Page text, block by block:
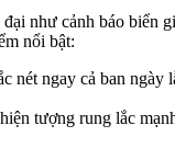
như cảnh báo
nổi bật:
nét ngay cả ban ngày
tượng rung lắc